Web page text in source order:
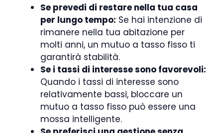
Se prevedi di restare nella tua casa
per lungo tempo: Se hai intenzione di
rimanere nella tua abitazione per
molti anni, un mutuo a tasso fisso ti
garantirà stabilità.
Se i tassi di interesse sono favorevoli:
Quando i tassi di interesse sono
relativamente bassi, bloccare un
mutuo a tasso fisso può essere una
mossa intelligente.